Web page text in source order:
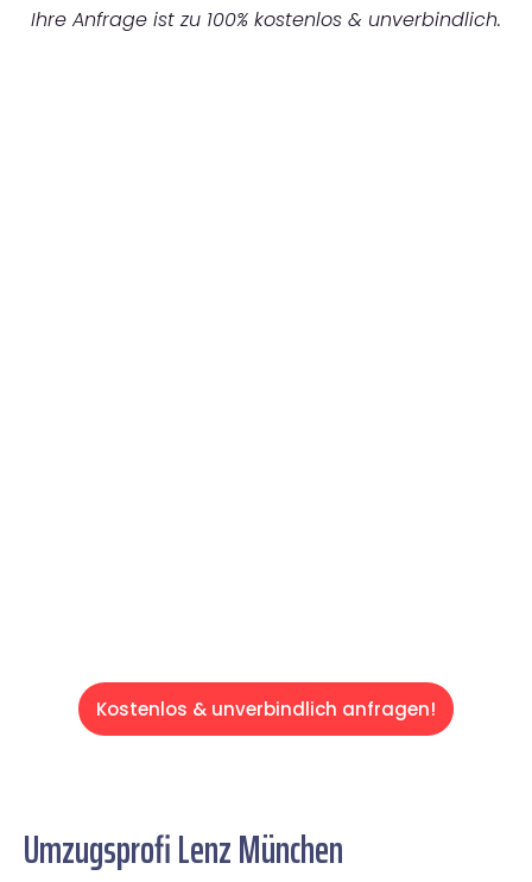
Ihre Anfrage ist zu 100% kostenlos & unverbindlich.
Kostenlos & unverbindlich anfragen!
Umzugsprofi Lenz München